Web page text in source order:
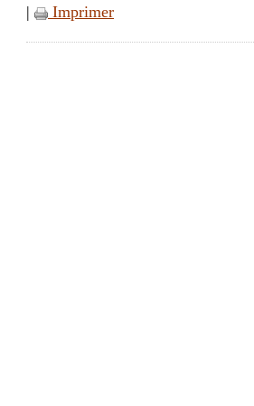
|
Imprimer